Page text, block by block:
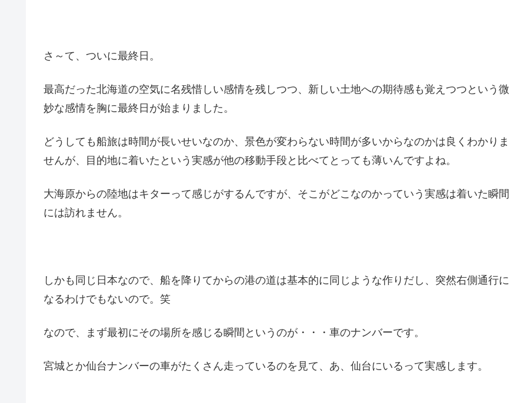
さ～て、ついに最終日。
最高だった北海道の空気に名残惜しい感情を残しつつ、新しい土地への期待感も覚えつつという微
妙な感情を胸に最終日が始まりました。
どうしても船旅は時間が長いせいなのか、景色が変わらない時間が多いからなのかは良くわかりま
せんが、目的地に着いたという実感が他の移動手段と比べてとっても薄いんですよね。
大海原からの陸地はキターって感じがするんですが、そこがどこなのかっていう実感は着いた瞬間
には訪れません。
しかも同じ日本なので、船を降りてからの港の道は基本的に同じような作りだし、突然右側通行に
なるわけでもないので。笑
なので、まず最初にその場所を感じる瞬間というのが・・・車のナンバーです。
宮城とか仙台ナンバーの車がたくさん走っているのを見て、あ、仙台にいるって実感します。